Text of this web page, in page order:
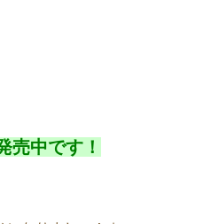
売中です！